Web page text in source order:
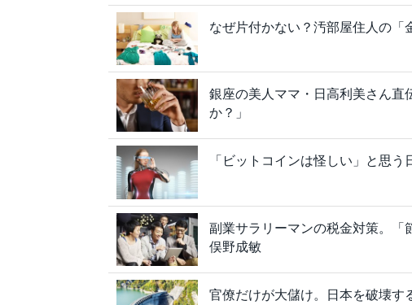
なぜ片付かない？汚部屋住人の「
銀座の美人ママ・日高利美さん直
か？」
「ビットコインは怪しい」と思
副業サラリーマンの税金対策。「
俣野成敏
官僚だけが大儲け。日本を破壊す